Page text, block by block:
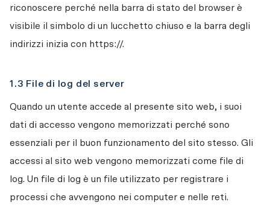
riconoscere perché nella barra di stato del browser è
visibile il simbolo di un lucchetto chiuso e la barra degli
indirizzi inizia con https://.
1.3 File di log del server
Quando un utente accede al presente sito web, i suoi
dati di accesso vengono memorizzati perché sono
essenziali per il buon funzionamento del sito stesso. Gli
accessi al sito web vengono memorizzati come file di
log. Un file di log è un file utilizzato per registrare i
processi che avvengono nei computer e nelle reti.